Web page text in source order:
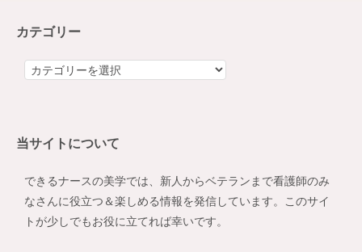
カテゴリー
カ
ー
当サイトについて
できるナースの美学では、新人からベテランまで看護師のみ
なさんに役立つ＆楽しめる情報を発信しています。このサイ
トが少しでもお役に立てれば幸いです。